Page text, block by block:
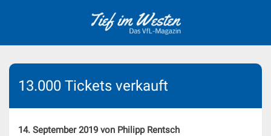
13.000 Tickets verkauft
14. September 2019 von Philipp Rentsch